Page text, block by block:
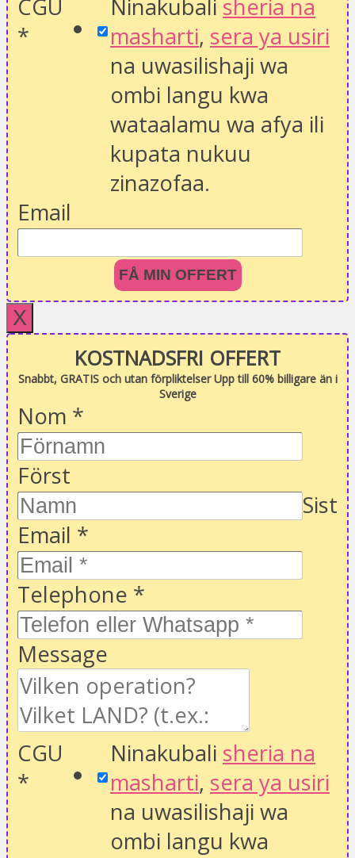
CGU
*
Ninakubali sheria na
masharti, sera ya usiri
na uwasilishaji wa
ombi langu kwa
wataalamu wa afya ili
kupata nukuu
zinazofaa.
Email
FÅ MIN OFFERT
X
KOSTNADSFRI OFFERT
Snabbt, GRATIS och utan förpliktelser Upp till 60% billigare än i
Sverige
Nom *
Först
Sist
Email *
Telephone *
Message
CGU
*
Ninakubali sheria na
masharti, sera ya usiri
na uwasilishaji wa
ombi langu kwa